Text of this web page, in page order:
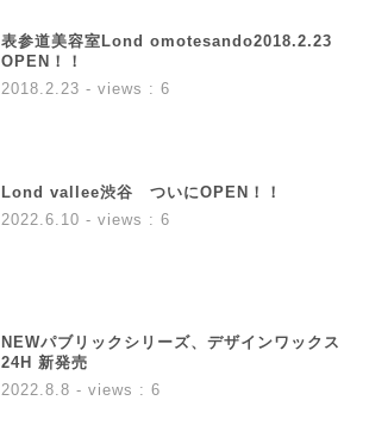
表参道美容室Lond omotesando2018.2.23
OPEN！！
2018.2.23 - views : 6
Lond vallee渋谷 ついにOPEN！！
2022.6.10 - views : 6
NEWパブリックシリーズ、デザインワックス
24H 新発売
2022.8.8 - views : 6